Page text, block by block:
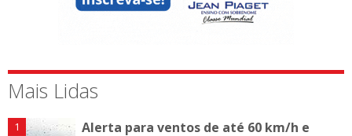
Mais Lidas
Alerta para ventos de até 60 km/h e